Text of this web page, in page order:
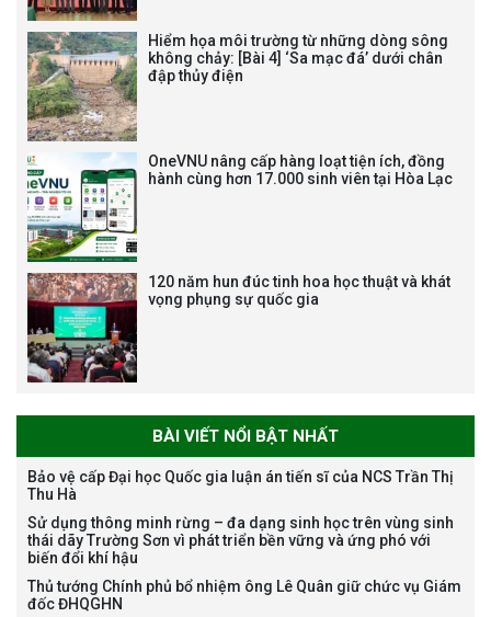
vị trí việc làm chức danh nghề
nghiệp chuyên môn dùng
Bảo vệ luận án tiến sĩ của NCS
Nguyễn Thế Thông
Hiểm họa môi trường từ những dòng sông
không chảy: [Bài 4] ‘Sa mạc đá’ dưới chân
đập thủy điện
OneVNU nâng cấp hàng loạt tiện ích, đồng
hành cùng hơn 17.000 sinh viên tại Hòa Lạc
120 năm hun đúc tinh hoa học thuật và khát
vọng phụng sự quốc gia
BÀI VIẾT NỔI BẬT NHẤT
Bảo vệ cấp Đại học Quốc gia luận án tiến sĩ của NCS Trần Thị
Thu Hà
Sử dụng thông minh rừng – đa dạng sinh học trên vùng sinh
thái dãy Trường Sơn vì phát triển bền vững và ứng phó với
biến đổi khí hậu
Thủ tướng Chính phủ bổ nhiệm ông Lê Quân giữ chức vụ Giám
đốc ĐHQGHN